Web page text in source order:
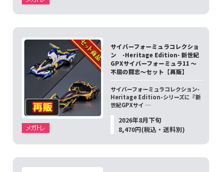
サイバーフォーミュラコレクショ
ン -Heritage Edition- 新世紀
GPXサイバーフォーミュラ11 ～
不屈の闘志～セット【再販】
サイバーフォーミュラコレクション-
Heritage Edition-シリーズに『新
世紀GPXサイ …
2026年8月下旬
8,470円(税込・送料別)